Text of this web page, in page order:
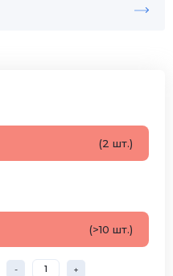
(2 шт.)
(>10 шт.)
- +